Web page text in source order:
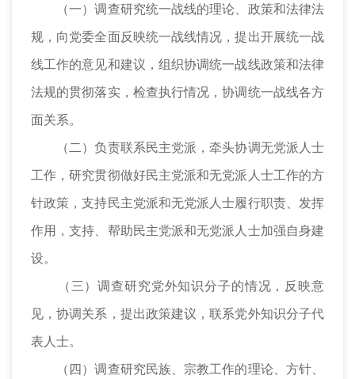
（一）调查研究统一战线的理论、政策和法律法
规，向党委全面反映统一战线情况，提出开展统一战
线工作的意见和建议，组织协调统一战线政策和法律
法规的贯彻落实，检查执行情况，协调统一战线各方
面关系。
（二）负责联系民主党派，牵头协调无党派人士
工作，研究贯彻做好民主党派和无党派人士工作的方
针政策，支持民主党派和无党派人士履行职责、发挥
作用，支持、帮助民主党派和无党派人士加强自身建
设。
（三）调查研究党外知识分子的情况，反映意
见，协调关系，提出政策建议，联系党外知识分子代
表人士。
（四）调查研究民族、宗教工作的理论、方针、